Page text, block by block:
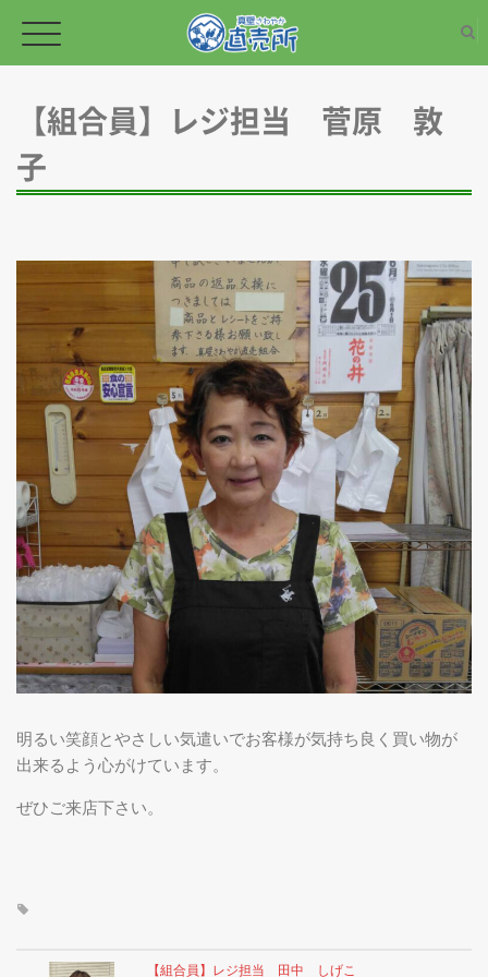
TOPページ
加工品
野菜・草花の苗
真壁産のコシヒカリ
組合員一覧
トピックス
店舗情報
【組合員】レジ担当 菅原 敦
子
明るい笑顔とやさしい気遣いでお客様が気持ち良く買い物が
出来るよう心がけています。
ぜひご来店下さい。
【組合員】レジ担当 田中 しげこ